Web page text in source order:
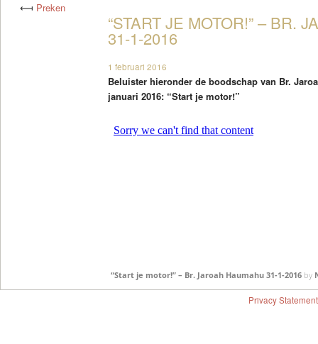
⟻ Preken
“START JE MOTOR!” – BR.
31-1-2016
1 februari 2016
Beluister hieronder de boodschap van Br.
januari 2016: “Start je motor!”
“Start je motor!” – Br. Jaroah Haumahu 31-1-2016by
Privacy Statement